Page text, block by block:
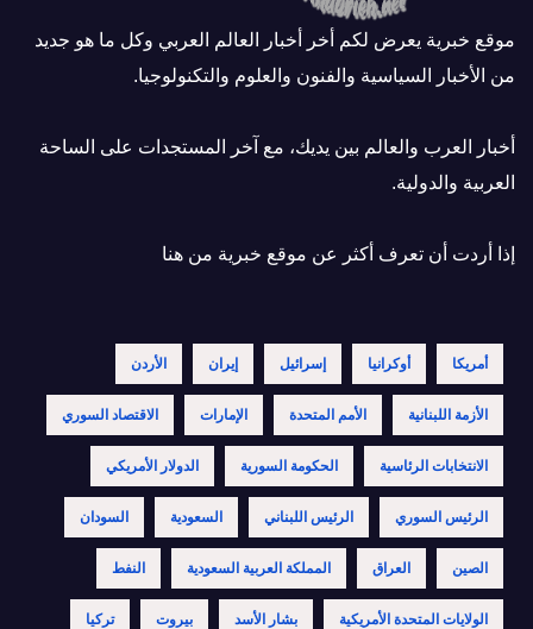
موقع خبرية يعرض لكم أخر أخبار العالم العربي وكل ما هو جديد
من الأخبار السياسية والفنون والعلوم والتكنولوجيا.
أخبار العرب والعالم بين يديك، مع آخر المستجدات على الساحة
العربية والدولية.
إذا أردت أن تعرف أكثر عن موقع خبرية من هنا
أمريكا أوكرانيا إسرائيل إيران الأردن
الأزمة اللبنانية الأمم المتحدة الإمارات الاقتصاد السوري
الانتخابات الرئاسية الحكومة السورية الدولار الأمريكي
الرئيس السوري الرئيس اللبناني السعودية السودان
الصين العراق المملكة العربية السعودية النفط
الولايات المتحدة الأمريكية بشار الأسد بيروت تركيا